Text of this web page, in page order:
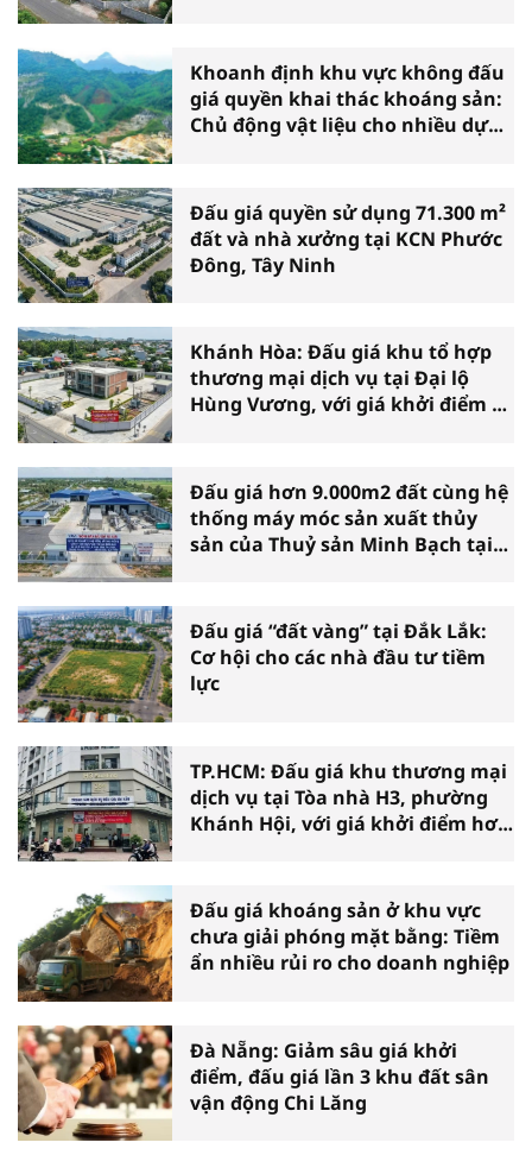
Khoanh định khu vực không đấu
giá quyền khai thác khoáng sản:
Chủ động vật liệu cho nhiều dự
Đấu giá quyền sử dụng 71.300 m²
đất và nhà xưởng tại KCN Phước
Đông, Tây Ninh
Khánh Hòa: Đấu giá khu tổ hợp
thương mại dịch vụ tại Đại lộ
Hùng Vương, với giá khởi điểm 39
Đấu giá hơn 9.000m2 đất cùng hệ
thống máy móc sản xuất thủy
sản của Thuỷ sản Minh Bạch tại
Đấu giá “đất vàng” tại Đắk Lắk:
Cơ hội cho các nhà đầu tư tiềm
lực
TP.HCM: Đấu giá khu thương mại
dịch vụ tại Tòa nhà H3, phường
Khánh Hội, với giá khởi điểm hơn
Đấu giá khoáng sản ở khu vực
chưa giải phóng mặt bằng: Tiềm
ẩn nhiều rủi ro cho doanh nghiệp
Đà Nẵng: Giảm sâu giá khởi
điểm, đấu giá lần 3 khu đất sân
vận động Chi Lăng